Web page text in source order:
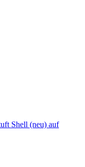
Shell (neu) auf